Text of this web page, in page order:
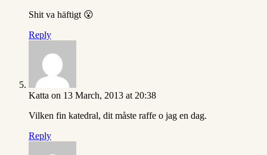
Shit va häftigt 😮
Reply
Katta on 13 March, 2013 at 20:38
Vilken fin katedral, dit måste raffe o jag en dag.
Reply